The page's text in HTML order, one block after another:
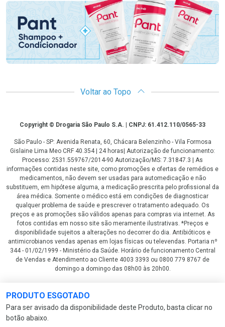
PRODUTO ESGOTADO
Para ser avisado da disponibilidade deste Produto, basta clicar no
botão abaixo.
Voltar ao Topo
CopyrightCopyright © Drogaria São Paulo S.A. | CNPJ: 61.412.110/0565-33
São Paulo - SP: Avenida Renata, 60, Chácara Belenzinho - Vila Formosa
Gislaine Lima Meo CRF 40.354 | 24 horas| Autorização de funcionamento:
Processo: 2531.559767/2014-90 Autorização/MS: 7.31847.3 | As
informações contidas neste site, como promoções e ofertas de remédios e
medicamentos, não devem ser usadas para automedicação e não
substituem, em hipótese alguma, a medicação prescrita pelo profissional da
área médica. Somente o médico está em condições de diagnosticar
qualquer problema de saúde e prescrever o tratamento adequado. Os
preços e as promoções são válidos apenas para compras via internet. As
fotos contidas em nosso site são meramente ilustrativas. *Preços e
disponibilidade sujeitos a alterações no decorrer do dia. Antibióticos e
antimicrobianos vendas apenas em lojas físicas ou televendas. Portaria nº
344 - 01/02/1999 - Ministério da Saúde. Horário de funcionamento Central
de Vendas e Atendimento ao Cliente 4003 3393 ou 0800 779 8767 de
domingo a domingo das 08h00 às 20h00.